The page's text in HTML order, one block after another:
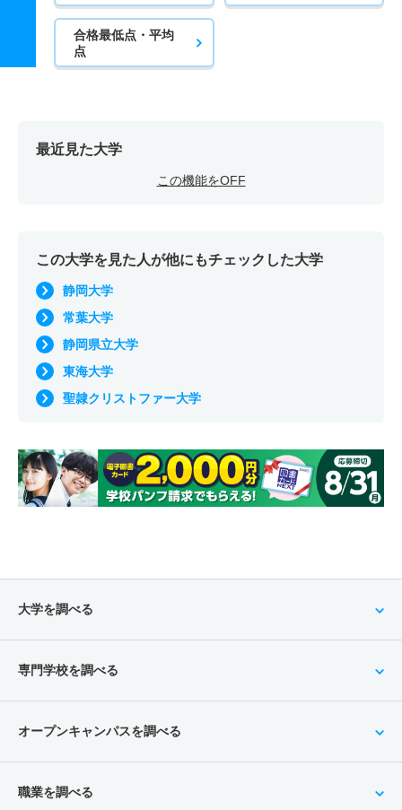
合格最低点・平均
点
最近見た大学
この機能をOFF
この大学を見た人が他にもチェックした大学
静岡大学
常葉大学
静岡県立大学
東海大学
聖隷クリストファー大学
大学を調べる
専門学校を調べる
オープンキャンパスを調べる
職業を調べる